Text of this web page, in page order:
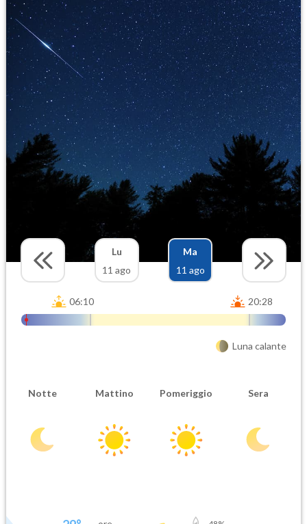
Lu
11 ago
Ma
11 ago
06:10 20:28
Luna calante
Notte Mattino Pomeriggio Sera